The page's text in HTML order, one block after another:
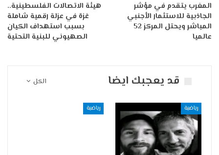
المغرب يتقدم في مؤشر
الجاذبية للاستثمار الأجنبي
المباشر ويحتل المركز 52
عالميا
هيئة الاتصالات الفلسطينية..
غزة في عزلة رقمية شاملة
بسبب استهداف الكيان
الصهيوني للبنية التحتية
الكل قد يعجبك ايضا
رياضية رياضية